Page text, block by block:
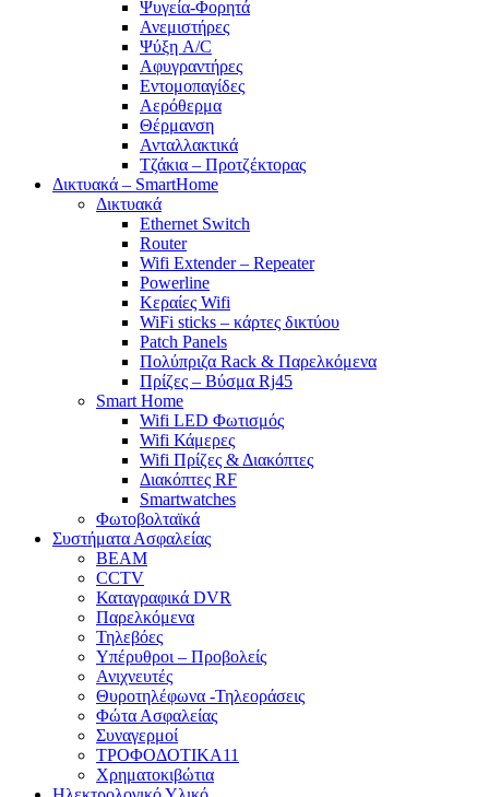
Ψυγεία-Φορητά
Ανεμιστήρες
Ψύξη A/C
Αφυγραντήρες
Εντομοπαγίδες
Αερόθερμα
Θέρμανση
Ανταλλακτικά
Τζάκια – Προτζέκτορας
Δικτυακά – SmartHome
Δικτυακά
Ethernet Switch
Router
Wifi Extender – Repeater
Powerline
Κεραίες Wifi
WiFi sticks – κάρτες δικτύου
Patch Panels
Πολύπριζα Rack & Παρελκόμενα
Πρίζες – Βύσμα Rj45
Smart Home
Wifi LED Φωτισμός
Wifi Κάμερες
Wifi Πρίζες & Διακόπτες
Διακόπτες RF
Smartwatches
Φωτοβολταϊκά
Συστήματα Ασφαλείας
BEAM
CCTV
Καταγραφικά DVR
Παρελκόμενα
Τηλεβόες
Υπέρυθροι – Προβολείς
Ανιχνευτές
Θυροτηλέφωνα -Τηλεοράσεις
Φώτα Ασφαλείας
Συναγερμοί
ΤΡΟΦΟΔΟΤΙΚΑ11
Χρηματοκιβώτια